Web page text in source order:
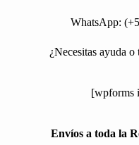
WhatsApp:
¿Necesitas ayuda o
[wpforms
Envíos a toda la